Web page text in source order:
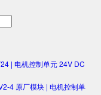
| 电机控制单元 24V DC
4 原厂模块 | 电机控制单